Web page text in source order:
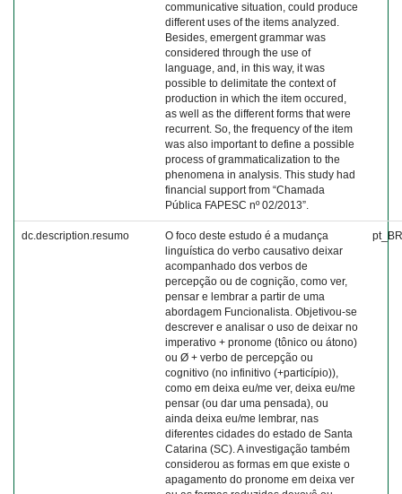
communicative situation, could produce
different uses of the items analyzed.
Besides, emergent grammar was
considered through the use of
language, and, in this way, it was
possible to delimitate the context of
production in which the item occured,
as well as the different forms that were
recurrent. So, the frequency of the item
was also important to define a possible
process of grammaticalization to the
phenomena in analysis. This study had
financial support from “Chamada
Pública FAPESC nº 02/2013”.
dc.description.resumo
O foco deste estudo é a mudança
linguística do verbo causativo deixar
acompanhado dos verbos de
percepção ou de cognição, como ver,
pensar e lembrar a partir de uma
abordagem Funcionalista. Objetivou-se
descrever e analisar o uso de deixar no
imperativo + pronome (tônico ou átono)
ou Ø + verbo de percepção ou
cognitivo (no infinitivo (+particípio)),
como em deixa eu/me ver, deixa eu/me
pensar (ou dar uma pensada), ou
ainda deixa eu/me lembrar, nas
diferentes cidades do estado de Santa
Catarina (SC). A investigação também
considerou as formas em que existe o
apagamento do pronome em deixa ver
pt_BR